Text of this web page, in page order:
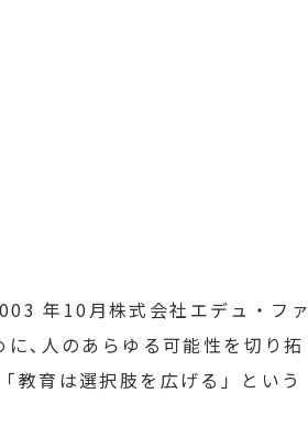
年10月株式会社エデュ・ファ
､人のあらゆる可能性を切り拓
教育は選択肢を広げる」という